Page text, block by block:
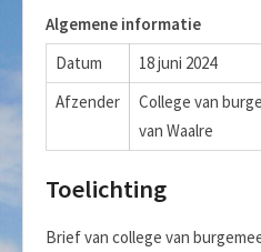
Algemene informatie
Datum
18 juni 2024
Afzender
College van
van Waalre
Toelichting
Brief van college van